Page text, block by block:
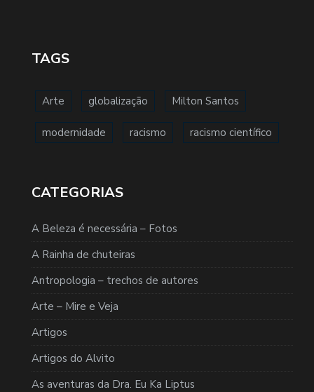
TAGS
Arte globalização Milton Santos
modernidade racismo racismo científico
CATEGORIAS
A Beleza é necessária – Fotos
A Rainha de chuteiras
Antropologia – trechos de autores
Arte – Mire e Veja
Artigos
Artigos do Alvito
As aventuras da Dra. Eu Ka Liptus